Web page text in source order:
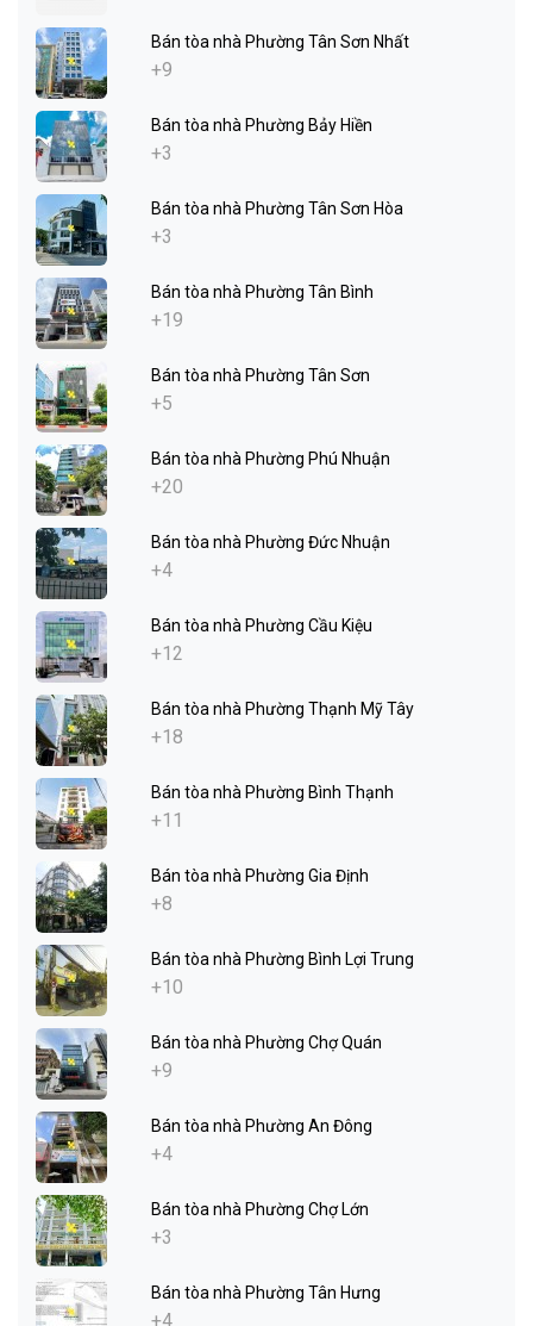
Bán tòa nhà Phường Tân Sơn Nhất
+9
Bán tòa nhà Phường Bảy Hiền
+3
Bán tòa nhà Phường Tân Sơn Hòa
+3
Bán tòa nhà Phường Tân Bình
+19
Bán tòa nhà Phường Tân Sơn
+5
Bán tòa nhà Phường Phú Nhuận
+20
Bán tòa nhà Phường Đức Nhuận
+4
Bán tòa nhà Phường Cầu Kiệu
+12
Bán tòa nhà Phường Thạnh Mỹ Tây
+18
Bán tòa nhà Phường Bình Thạnh
+11
Bán tòa nhà Phường Gia Định
+8
Bán tòa nhà Phường Bình Lợi Trung
+10
Bán tòa nhà Phường Chợ Quán
+9
Bán tòa nhà Phường An Đông
+4
Bán tòa nhà Phường Chợ Lớn
+3
Bán tòa nhà Phường Tân Hưng
+4